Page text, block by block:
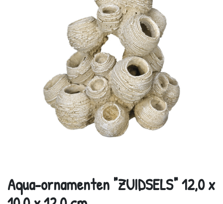
Aqua-ornamenten "ZUIDSELS" 12,0 x